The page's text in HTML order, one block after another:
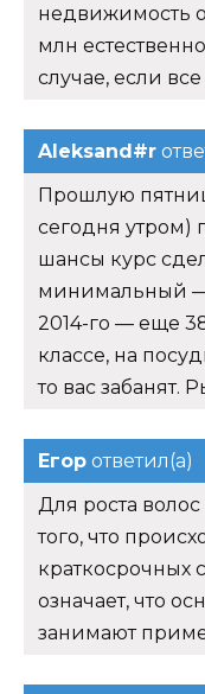
недвижимость
млн
случае, если
Aleksand#r
Прошлую
сегодня утром)
шансы курс
минимальный —
2014-го — еще
классе, на
то вас забанят.
Егор ответил(а)
Для роста
того, что
краткосрочных
означает, что
занимают